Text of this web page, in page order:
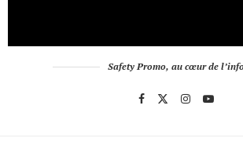
Safety Promo, au cœur de